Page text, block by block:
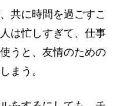
共に時間を過ごすこ
は忙しすぎて、仕事
うと、友情のための
まう。